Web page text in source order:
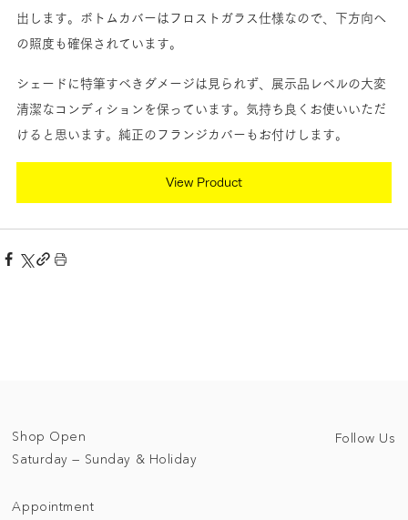
出します。ボトムカバーはフロストガラス仕様なので、下方向へ
の照度も確保されています。
シェードに特筆すべきダメージは見られず、展示品レベルの大変
清潔なコンディションを保っています。気持ち良くお使いいただ
けると思います。純正のフランジカバーもお付けします。
View Product
Shop Open
Saturday — Sunday & Holiday
Appointment
Follow Us